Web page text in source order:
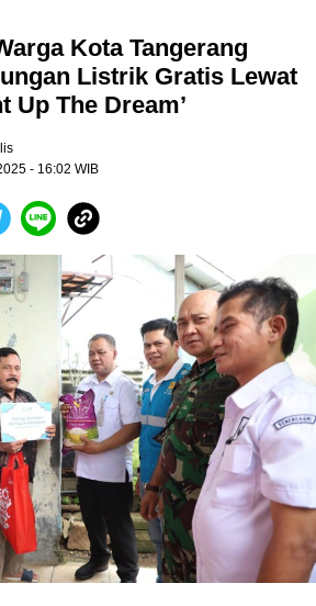
Kota Tangerang
Listrik Gratis Lewat
Up The Dream’
- 16:02 WIB